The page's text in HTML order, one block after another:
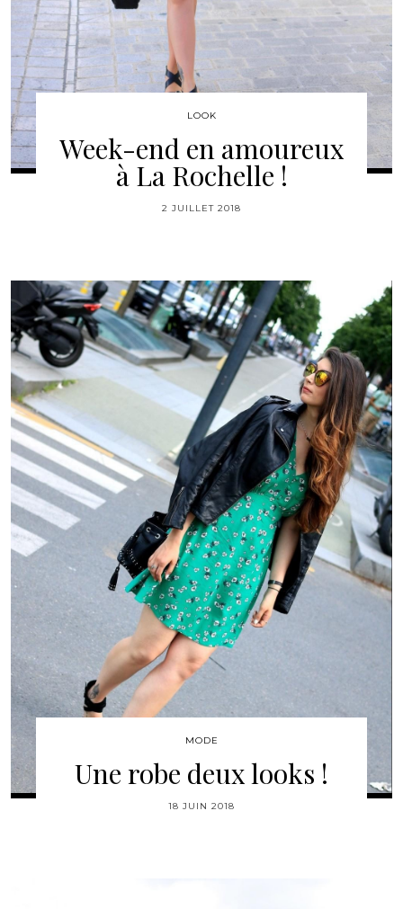
LOOK
Week-end en amoureux
à La Rochelle !
2 JUILLET 2018
MODE
Une robe deux looks !
18 JUIN 2018